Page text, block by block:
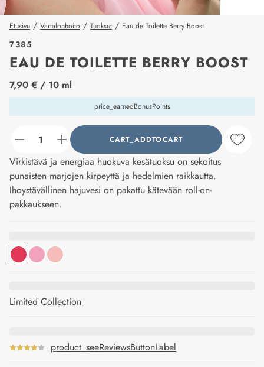
Etusivu / Vartalonhoito / Tuoksut / Eau de Toilette Berry Boost
7385
EAU DE TOILETTE BERRY BOOST
price_label
7,90 € / 10 ml
price_earnedBonusPoints
counter_current CART_ADDTOCART
Virkistävä ja energiaa huokuva kesätuoksu on sekoitus
punaisten marjojen kirpeyttä ja hedelmien raikkautta.
Ihoystävällinen hajuvesi on pakattu kätevään roll-on-
pakkaukseen.
Limited Collection
product_seeReviewsButtonLabel